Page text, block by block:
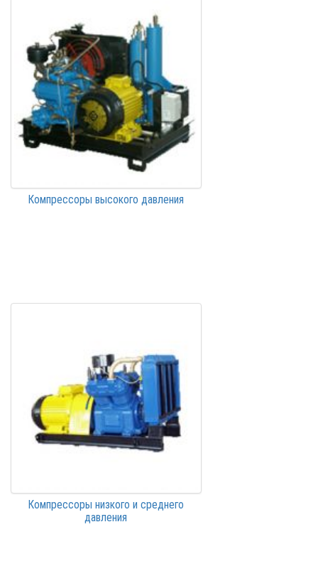
Компрессоры высокого давления
Компрессоры низкого и среднего
давления